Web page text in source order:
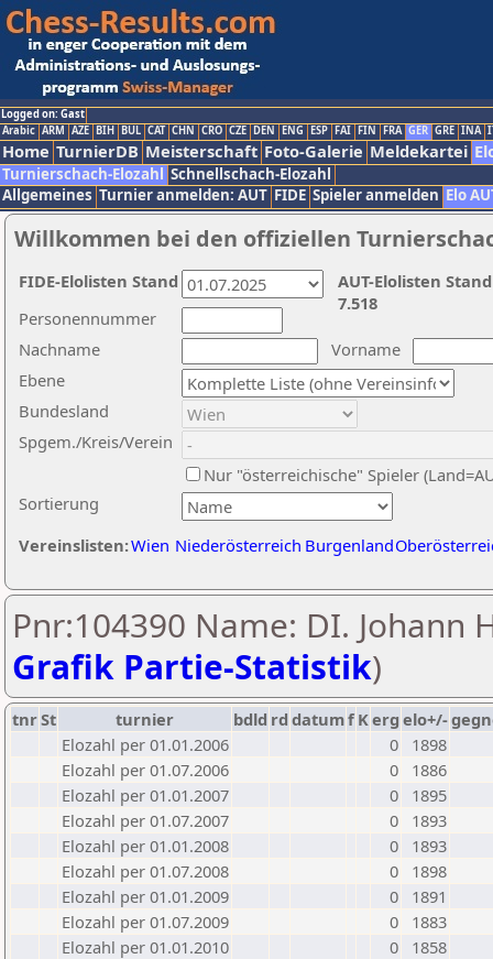
Logged on: Gast
Arabic ARM AZE BIH BUL CAT CHN CRO CZE DEN ENG ESP FAI FIN FRA GER GRE INA
Home TurnierDB Meisterschaft Foto-Galerie Meldekartei
Turnierschach-Elozahl Schnellschach-Elozahl
Allgemeines Turnier anmelden: AUT FIDE Spieler anmelden Elo
Willkommen bei den offiziellen
Nachname
Vorname
Ebene
Sortierung
Personennummer
Bundesland
Spgem./Kreis/Verein
Nur "österreichische" Spieler
Vereinslisten:Wien Niederösterreich Burgenland
AUT-Elolisten
7.518
FIDE-Elolisten Stand
Pnr:104390 Name: DI. Johann
Grafik Partie-Statistik)
tnrSt turnier bdld rd datumf Kerg elo+/-
Elozahl per 01.01.2006
0
1898
Elozahl per 01.07.2006
0
1886
Elozahl per 01.01.2007
0
1895
Elozahl per 01.07.2007
0
1893
Elozahl per 01.01.2008
0
1893
Elozahl per 01.07.2008
0
1898
Elozahl per 01.01.2009
0
1891
Elozahl per 01.07.2009
0
1883
Elozahl per 01.01.2010
0
1858